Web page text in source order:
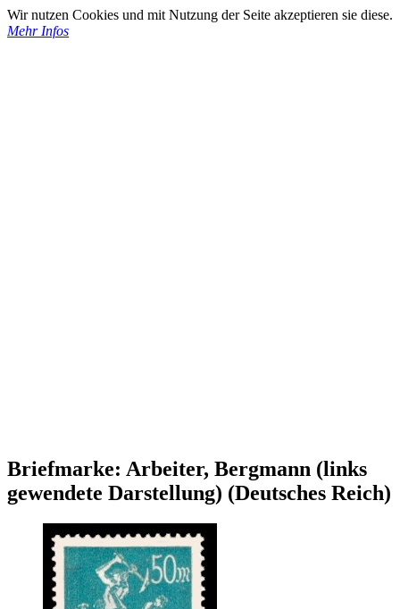
Wir nutzen Cookies und mit Nutzung der Seite akzeptieren sie diese.
Mehr Infos
Briefmarke: Arbeiter, Bergmann (links
gewendete Darstellung) (Deutsches Reich)